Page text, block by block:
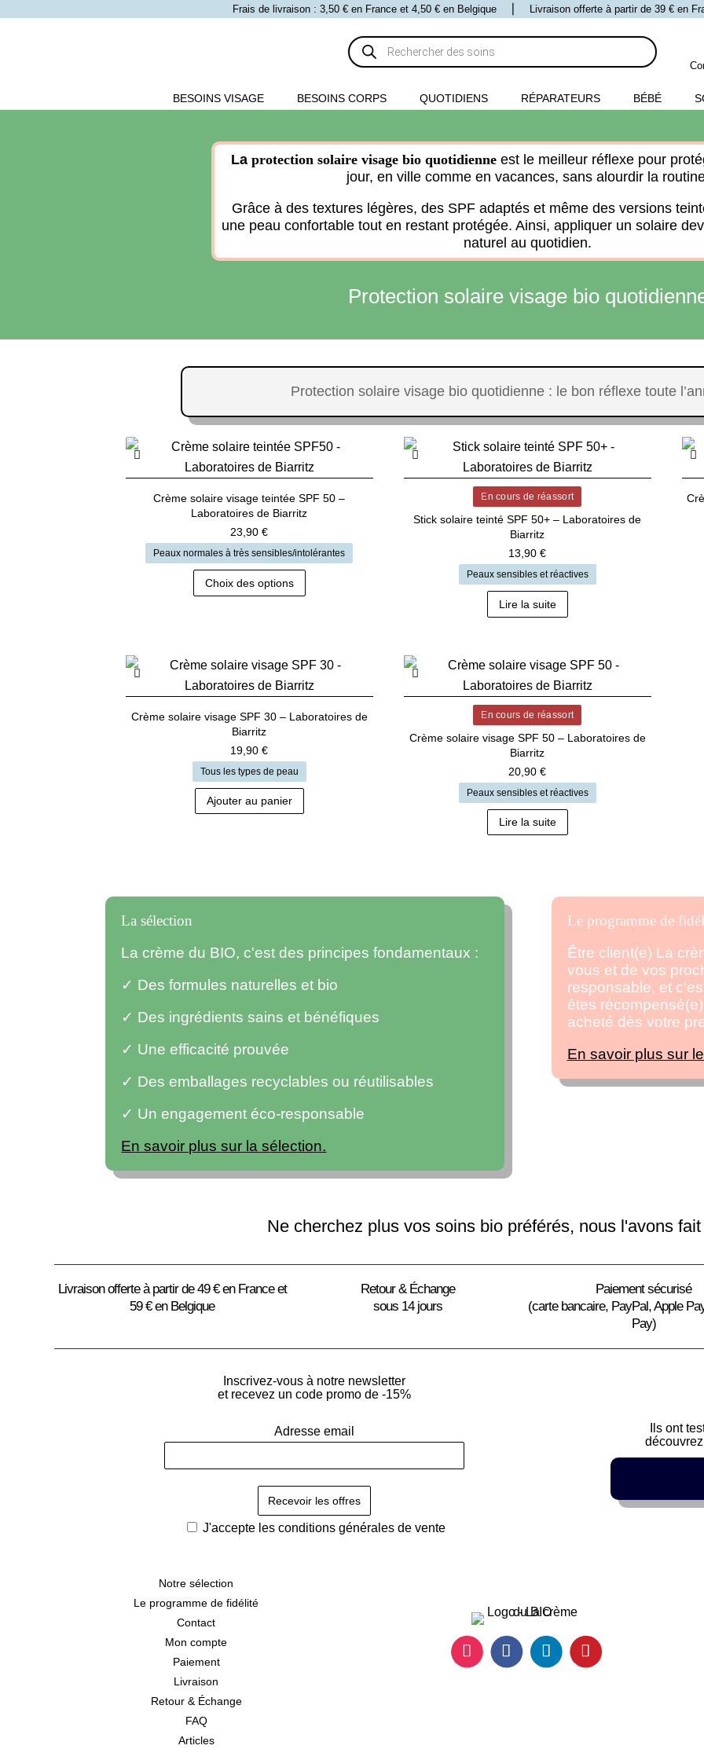
Frais de livraison : 3,50 € en France et 4,50 € en Belgique ⎪ Livraison offerte à partir de 39 € en
Recherche
de
produits
BESOINS VISAGE BESOINS CORPS QUOTIDIENS RÉPARATEURS BÉBÉ
Laprotection solaire visage bio quotidienne est le meilleur réflexe pour
jour, en ville comme en vacances, sans alourdir la
Grâce à des textures légères, des SPF adaptés et même des versions
une peau confortable tout en restant protégée. Ainsi, appliquer un solaire
naturel au quotidien.
Protection solaire visage bio
Protection solaire visage bio quotidienne : le bon réflexe toute
Crème solaire visage teintée SPF 50 –
Laboratoires de Biarritz
23,90€
Peaux normales à très sensibles/intolérantes
Choix des options
Ce
Les
options
peuvent
En cours de réassort
Stick solaire teinté SPF 50+ – Laboratoires de
Biarritz
13,90€
Peaux sensibles et réactives
Lire la suite
Crème solaire visage SPF 30 – Laboratoires de
Biarritz
19,90€
Tous les types de peau
Ajouter au panier
En cours de réassort
Crème solaire visage SPF 50 – Laboratoires de
Biarritz
20,90€
Peaux sensibles et réactives
Lire la suite
La sélection
La crème du BIO, c'est des principes fondamentaux :
✓ Des formules naturelles et bio
✓ Des ingrédients sains et bénéfiques
✓ Une efficacité prouvée
✓ Des emballages recyclables ou réutilisables
✓ Un engagement éco-responsable
En savoir plus sur la sélection.
Le programme de
Être client(e) La
vous et de vos
responsable, et
êtes
acheté dès votre
En savoir plus sur
Ne cherchez plus vos soins bio préférés, nous l'avons
Livraison offerte à partir de 49 € en France et
59 € en Belgique
Retour & Échange
sous 14 jours
Paiement sécurisé
(carte bancaire, PayPal, Apple
Pay)
Inscrivez-vous à notre newsletter
et recevez un code promo de -15%
Adresse email
J'accepte les conditions générales de vente
Ils ont
Notre sélection
Le programme de fidélité
Contact
Mon compte
Paiement
Livraison
Retour & Échange
FAQ
Articles